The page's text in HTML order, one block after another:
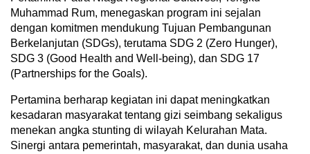
Muhammad Rum, menegaskan program ini sejalan
dengan komitmen mendukung Tujuan Pembangunan
Berkelanjutan (SDGs), terutama SDG 2 (Zero Hunger),
SDG 3 (Good Health and Well-being), dan SDG 17
(Partnerships for the Goals).
Pertamina berharap kegiatan ini dapat meningkatkan
kesadaran masyarakat tentang gizi seimbang sekaligus
menekan angka stunting di wilayah Kelurahan Mata.
Sinergi antara pemerintah, masyarakat, dan dunia usaha